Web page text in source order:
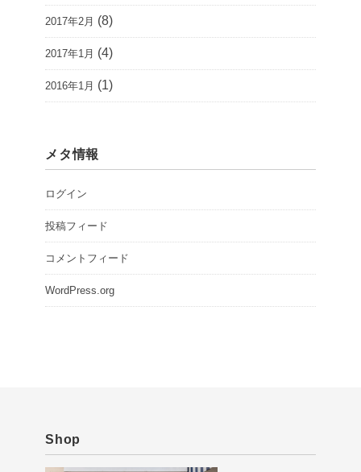
2017年2月 (8)
2017年1月 (4)
2016年1月 (1)
メタ情報
ログイン
投稿フィード
コメントフィード
WordPress.org
Shop